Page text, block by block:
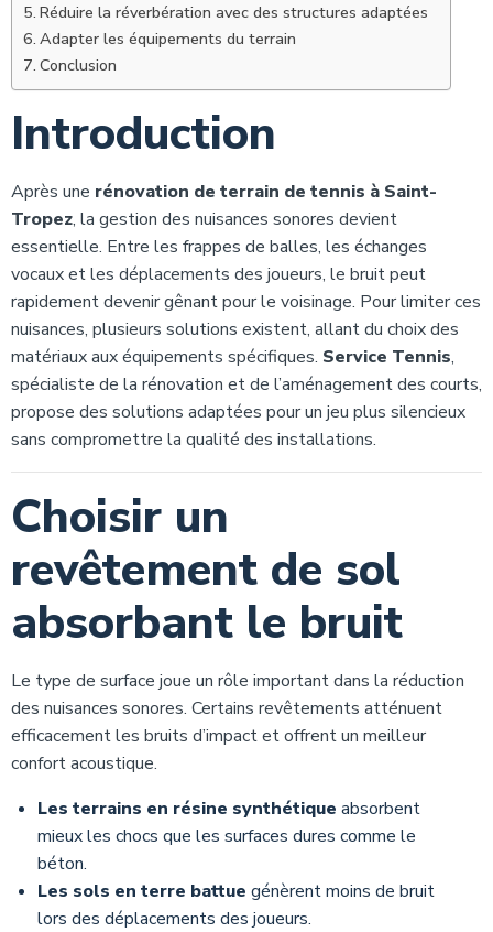
Réduire la réverbération avec des structures adaptées
Adapter les équipements du terrain
Conclusion
Introduction
Après une rénovation de terrain de tennis à Saint-
Tropez, la gestion des nuisances sonores devient
essentielle. Entre les frappes de balles, les échanges
vocaux et les déplacements des joueurs, le bruit peut
rapidement devenir gênant pour le voisinage. Pour limiter ces
nuisances, plusieurs solutions existent, allant du choix des
matériaux aux équipements spécifiques. Service Tennis,
spécialiste de la rénovation et de l’aménagement des courts,
propose des solutions adaptées pour un jeu plus silencieux
sans compromettre la qualité des installations.
Choisir un
revêtement de sol
absorbant le bruit
Le type de surface joue un rôle important dans la réduction
des nuisances sonores. Certains revêtements atténuent
efficacement les bruits d’impact et offrent un meilleur
confort acoustique.
Les terrains en résine synthétique absorbent
mieux les chocs que les surfaces dures comme le
béton.
Les sols en terre battue génèrent moins de bruit
lors des déplacements des joueurs.